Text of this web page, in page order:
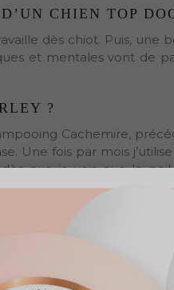
CHIEN TOP
dès chiot. Puis, une
et mentales vont de
?
Cachemire,
Une fois par mois
que je vois que le
les expos, je prépare
?
son maximum. Et